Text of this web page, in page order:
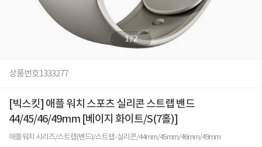
1/2
상품번호1333277
[빅스킷] 애플 워치 스포츠 실리콘 스트랩 밴드
44/45/46/49mm [베이지 화이트/S(7홀)]
애플워치 시리즈/스트랩(밴드)/스트랩-실리콘/44mm/45mm/46mm/49mm